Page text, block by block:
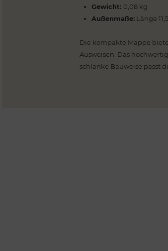
Gewicht: 0,08 kg
Außenmaße: Länge
Die kompakte Mappe
Ausweisen. Das
schlanke Bauweise passt